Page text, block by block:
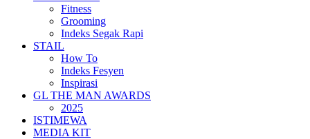
Fitness
Grooming
Indeks Segak Rapi
STAIL
How To
Indeks Fesyen
Inspirasi
GL THE MAN AWARDS
2025
ISTIMEWA
MEDIA KIT